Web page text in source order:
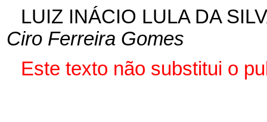
LUIZ INÁCIO LULA DA
Ciro Ferreira Gomes
Este texto não substitui o